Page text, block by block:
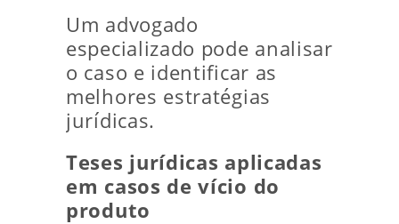
Um advogado
especializado pode analisar
o caso e identificar as
melhores estratégias
jurídicas.
Teses jurídicas aplicadas
em casos de vício do
produto